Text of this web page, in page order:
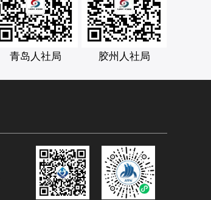
青岛人社局 胶州人社局